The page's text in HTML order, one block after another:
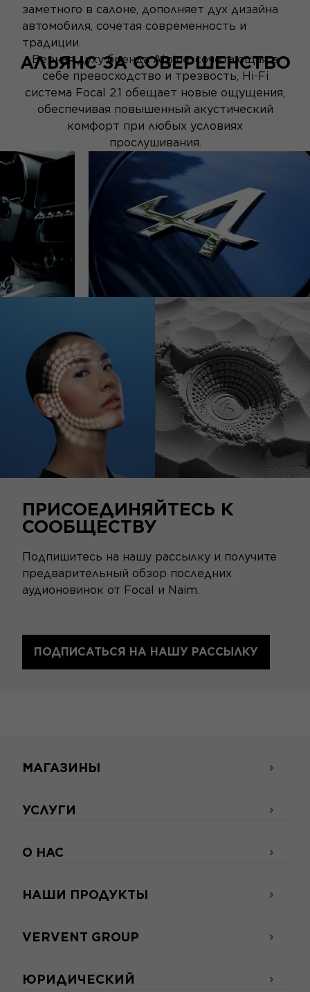
заметного в салоне, дополняет дух дизайна
автомобиля, сочетая современность и
традиции.
АЛЬЯНС ЗА СОВЕРШЕНСТВО
Верная духу бренда Alpine, сочетающая в
себе превосходство и трезвость, Hi-Fi
система Focal 2.1 обещает новые ощущения,
обеспечивая повышенный акустический
комфорт при любых условиях
прослушивания.
ПРИСОЕДИНЯЙТЕСЬ К
СООБЩЕСТВУ
Подпишитесь на нашу рассылку и получите
предварительный обзор последних
аудионовинок от Focal и Naim.
ПОДПИСАТЬСЯ НА НАШУ РАССЫЛКУ
МАГАЗИНЫ
УСЛУГИ
О НАС
НАШИ ПРОДУКТЫ
VERVENT GROUP
ЮРИДИЧЕСКИЙ